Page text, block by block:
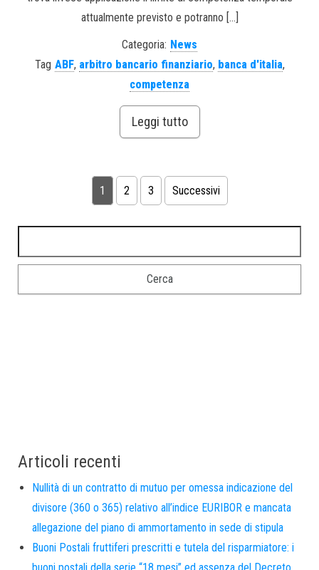
attualmente previsto e potranno […]
Categoria: News
Tag ABF, arbitro bancario finanziario, banca d'italia,
competenza
Leggi tutto
1 2 3 Successivi
Articoli recenti
Nullità di un contratto di mutuo per omessa indicazione del
divisore (360 o 365) relativo all’indice EURIBOR e mancata
allegazione del piano di ammortamento in sede di stipula
Buoni Postali fruttiferi prescritti e tutela del risparmiatore: i
buoni postali della serie “18 mesi” ed assenza del Decreto